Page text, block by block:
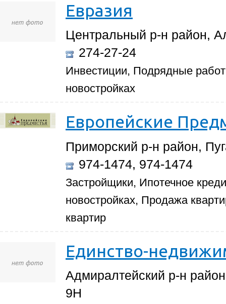
Евразия
Центральный р-н район,
274-27-24
Инвестиции, Подрядные
новостройках
Европейские
Приморский р-н район,
974-1474, 974-1474
Застройщики, Ипотечное
новостройках, Продажа
квартир
Единство-
Адмиралтейский р-н
9Н